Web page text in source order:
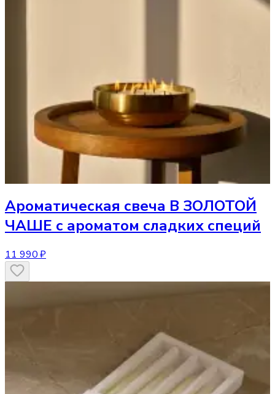
Ароматическая свеча В ЗОЛОТОЙ
ЧАШЕ с ароматом сладких специй
11 990 ₽